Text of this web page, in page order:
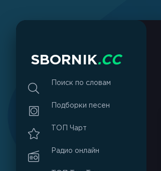
S BO R N K.CC
Поиск по словам
Подборки песен
ТОП Чарт
Радио онлайн